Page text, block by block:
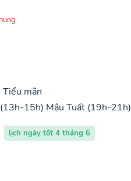
Tiểu mãn
15h) Mậu Tuất (19h-21h)
lịch ngày tốt 4 tháng 6